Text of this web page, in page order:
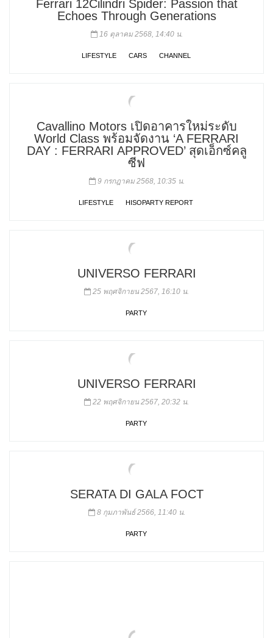
Ferrari 12Cilindri Spider: Passion that
Echoes Through Generations
16 ตุลาคม 2568, 14:40 น.
LIFESTYLE CARS CHANNEL
Cavallino Motors เปิดอาคารใหม่ระดับ
World Class พร้อมจัดงาน ‘A FERRARI
DAY : FERRARI APPROVED’ สุดเอ็กซ์คลู
ซีฟ
9 กรกฎาคม 2568, 10:35 น.
LIFESTYLE HISOPARTY REPORT
UNIVERSO FERRARI
25 พฤศจิกายน 2567, 16:10 น.
PARTY
UNIVERSO FERRARI
22 พฤศจิกายน 2567, 20:32 น.
PARTY
SERATA DI GALA FOCT
8 กุมภาพันธ์ 2566, 11:40 น.
PARTY